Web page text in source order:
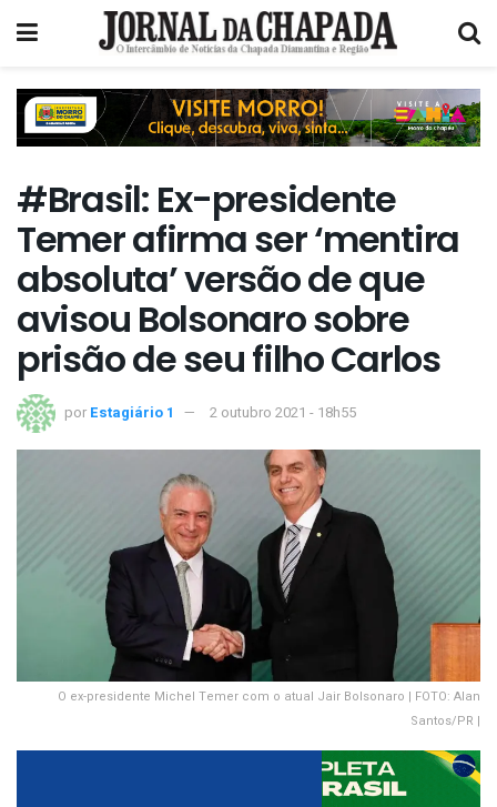
#Brasil: Ex-presidente
Temer afirma ser ‘mentira
absoluta’ versão de que
avisou Bolsonaro sobre
prisão de seu filho Carlos
por Estagiário 1 2 outubro 2021 - 18h55
O ex-presidente Michel Temer com o atual Jair Bolsonaro | FOTO: Alan
Santos/PR |